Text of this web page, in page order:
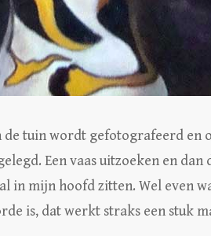
tuin wordt gefotografeerd en
Een vaas uitzoeken en dan
in mijn hoofd zitten. Wel even
is, dat werkt straks een stuk